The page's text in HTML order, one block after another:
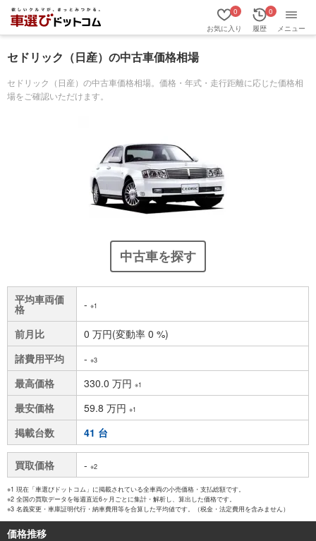
お気に入り
0
履歴
0
メニュー
セドリック（日産）の中古車価格相場
セドリック（日産）の中古車価格相場。価格・年式・走行距離に応じた価格相
場をご確認いただけます。
中古車を探す
平均車両価
格 - ※1
前月比
0 万円(変動率 0 %)
諸費用平均
- ※3
最高価格 330.0 万円 ※1
最安価格 59.8 万円 ※1
掲載台数 41 台
買取価格 - ※2
※1 現在「車選びドットコム」に掲載されている全車両の小売価格・支払総額です。
※2 全国の買取データを毎週直近6ヶ月ごとに集計・解析し、算出した価格です。
※3 名義変更・車庫証明代行・納車費用等を合算した平均値です。（税金・法定費用を含みません）
価格推移